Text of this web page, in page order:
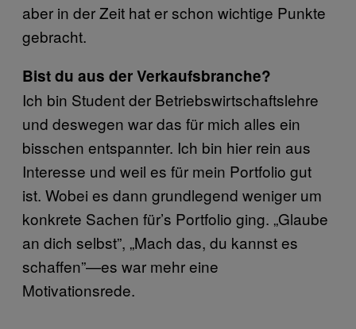
aber in der Zeit hat er schon wichtige Punkte
gebracht.
Bist du aus der Verkaufsbranche?
Ich bin Student der Betriebswirtschaftslehre
und deswegen war das für mich alles ein
bisschen entspannter. Ich bin hier rein aus
Interesse und weil es für mein Portfolio gut
ist. Wobei es dann grundlegend weniger um
konkrete Sachen für’s Portfolio ging. „Glaube
an dich selbst”, „Mach das, du kannst es
schaffen”—es war mehr eine
Motivationsrede.